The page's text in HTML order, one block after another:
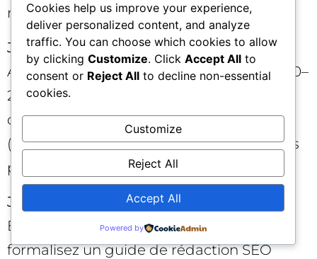
réponses IA). 🎯
Jours 31–60 — Pilotes. Lancez 2 à 3 tests
A/B de réécriture sur des ensembles de 10–
20 pages. Standardisez vos prompts
d’observation pour les interfaces IA cible
(sans “forcer” la réponse). Documentez les
premiers écarts, positifs comme nuls.
Jours 61–90
— Industrialisation légère.
Étendez aux catégories adjacentes,
formalisez un guide de rédaction SEO
Cookies help us improve your experience,
deliver personalized content, and analyze
traffic. You can choose which cookies to allow
by clicking Customize. Click Accept All to
consent or Reject All to decline non-essential
cookies.
Customize
Reject All
Accept All
Powered by